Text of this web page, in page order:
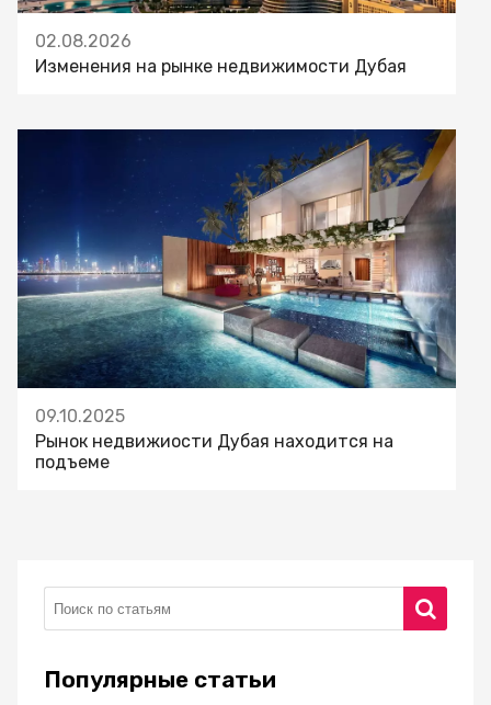
02.08.2026
Изменения на рынке недвижимости Дубая
09.10.2025
Рынок недвижиости Дубая находится на
подъеме
Популярные статьи